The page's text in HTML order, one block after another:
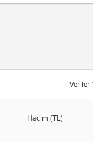
Veriler
Hacim (TL)